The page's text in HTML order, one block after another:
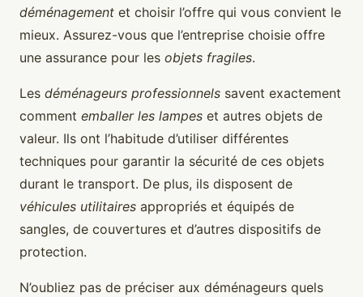
déménagement et choisir l’offre qui vous convient le
mieux. Assurez-vous que l’entreprise choisie offre
une assurance pour les objets fragiles.
Les déménageurs professionnels savent exactement
comment emballer les lampes et autres objets de
valeur. Ils ont l’habitude d’utiliser différentes
techniques pour garantir la sécurité de ces objets
durant le transport. De plus, ils disposent de
véhicules utilitaires appropriés et équipés de
sangles, de couvertures et d’autres dispositifs de
protection.
N’oubliez pas de préciser aux déménageurs quels